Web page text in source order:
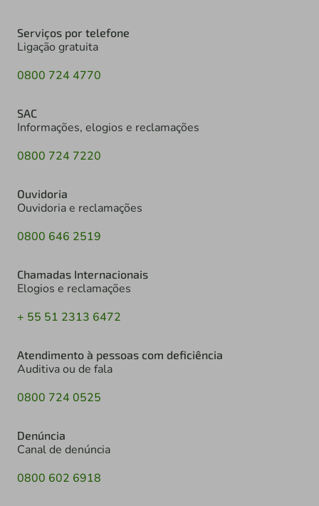
Serviços por telefone
Ligação gratuita
0800 724 4770
SAC
Informações, elogios e reclamações
0800 724 7220
Ouvidoria
Ouvidoria e reclamações
0800 646 2519
Chamadas Internacionais
Elogios e reclamações
+ 55 51 2313 6472
Atendimento à pessoas com deficiência
Auditiva ou de fala
0800 724 0525
Denúncia
Canal de denúncia
0800 602 6918